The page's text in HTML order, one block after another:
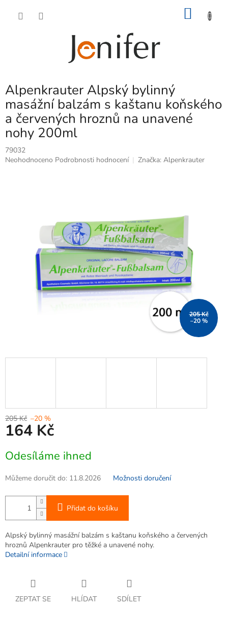
Alpenkrauter Alpský bylinný
masážní balzám s kaštanu koňského
a červených hroznů na unavené
nohy 200ml
79032
Průměrné
Neohodnoceno Podrobnosti hodnocení Značka: Alpenkrauter
205 Kč
–20 %
205 Kč –20 %
164 Kč
cena:
Odesíláme ihned
Můžeme doručit do: 11.8.2026 Možnosti doručení
Přidat do košíku
Alpský bylinný masážní balzám s kaštanu koňského a červených
hroznů Alpenkrauter pro těžké a unavené nohy.
Detailní informace
ZEPTAT SE HLÍDAT SDÍLET